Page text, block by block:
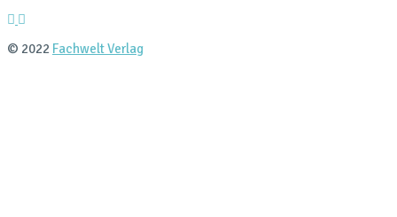
© 2022 Fachwelt Verlag